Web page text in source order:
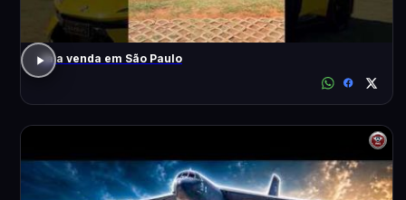
Já a venda em São Paulo